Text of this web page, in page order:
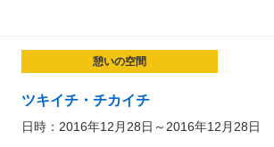
憩いの空間
ツキイチ・チカイチ
日時：2016年12月28日～2016年12月28日